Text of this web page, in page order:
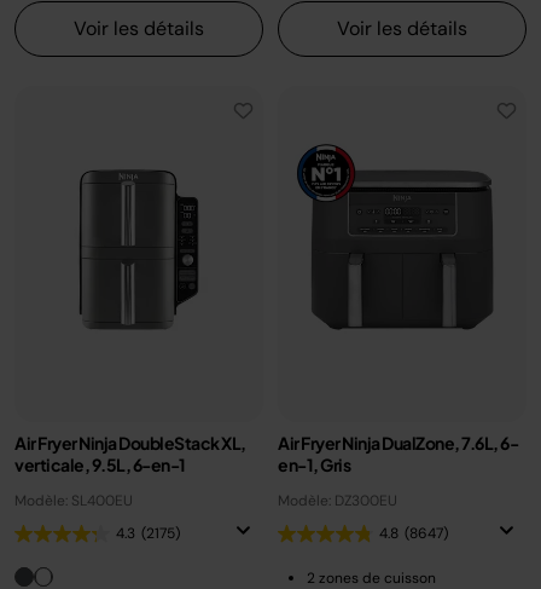
Voir les détails
Voir les détails
Air Fryer Ninja DoubleStack XL,
verticale, 9.5L, 6-en-1
Modèle: SL400EU
4.3 (2175)
Air Fryer Ninja DualZone, 7.6L, 6-
en-1, Gris
Modèle: DZ300EU
4.8 (8647)
2 zones de cuisson